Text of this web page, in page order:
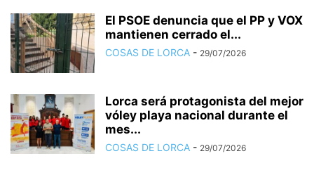
El PSOE denuncia que el PP y VOX
mantienen cerrado el...
COSAS DE LORCA - 29/07/2026
Lorca será protagonista del mejor
vóley playa nacional durante el
mes...
COSAS DE LORCA - 29/07/2026